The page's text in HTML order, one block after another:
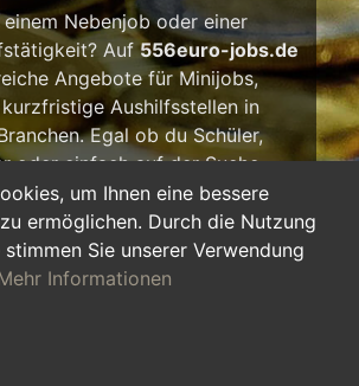
um Ihnen eine bessere
ermöglichen. Durch die Nutzung
Sie unserer Verwendung
Informationen
Nebenjob oder einer
Auf556euro-jobs.de
Angebote für Minijobs,
Aushilfsstellen in
Egal ob du Schüler,
oder einfach auf der Suche
Zusatzverdienst bist – hier
Tätigkeit, die zu deinem
Aushilfsjob bietet viele